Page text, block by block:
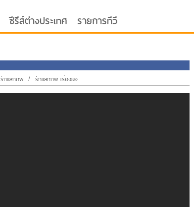
ซีรีส์ต่างประเทศ รายการทีวี
รักแลกภพ / รักแลกภพ เรื่องย่อ